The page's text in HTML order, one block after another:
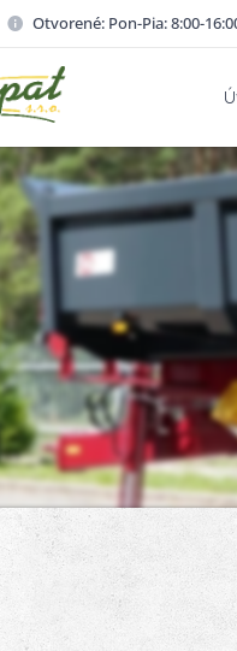
Otvorené: Pon-Pia: 8:00-